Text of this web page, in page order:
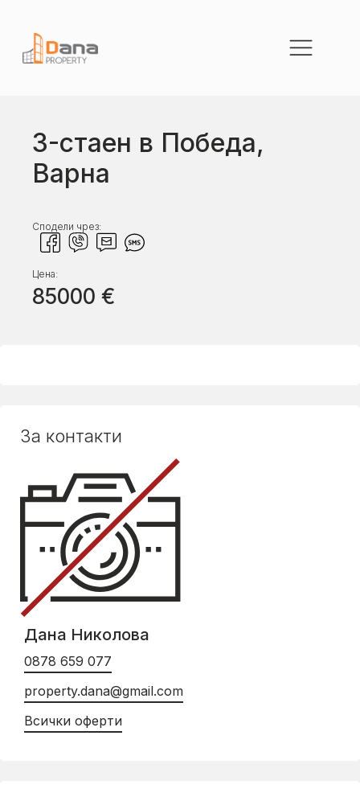
3-стаен в Победа,
Варна
Сподели чрез:
Цена:
85000 €
За контакти
Дана Николова
0878 659 077
property.dana@gmail.com
Всички оферти